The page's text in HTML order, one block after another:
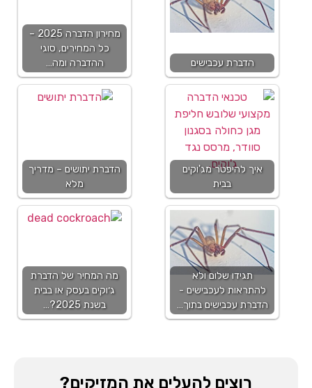
הדברת עכבישים
איך להיפטר מג'וקים
בבית
תגידו שלום ולא
להתראות לעכבישים -
הדברת עכבישים בתוך…
מחירון הדברה 2025 –
כל המחירים, סוגי
ההדברה ומה…
הדברת יתושים – מדריך
מלא
מה המחיר של הדברת
ג׳וקים בעסק או בבית
בשנת 2025?…
רוצים להעלים את המזיקים?